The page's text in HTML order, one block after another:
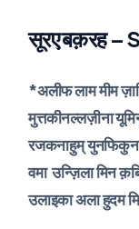
सूरए बक़रह –
*अलीफ लाम मीम
मुत्तकीनल्लज़ीना
रजकनाहुम् युनफिकुन
वमा उन्ज़िला मिन
उलाइका अला हुदम